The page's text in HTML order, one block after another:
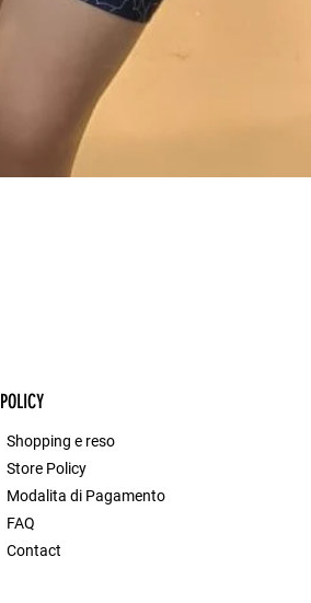
POLICY
Shopping e reso
Store Policy
Modalita di Pagamento
FAQ
Contact